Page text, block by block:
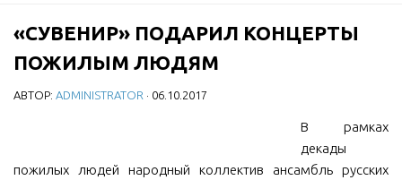
Книга почета культуры
Фотогалерея
Документы
«СУВЕНИР» ПОДАРИЛ КОНЦЕРТЫ
ПОЖИЛЫМ ЛЮДЯМ
АВТОР: ADMINISTRATOR · 06.10.2017
В рамках
декады
пожилых людей народный коллектив ансамбль русских